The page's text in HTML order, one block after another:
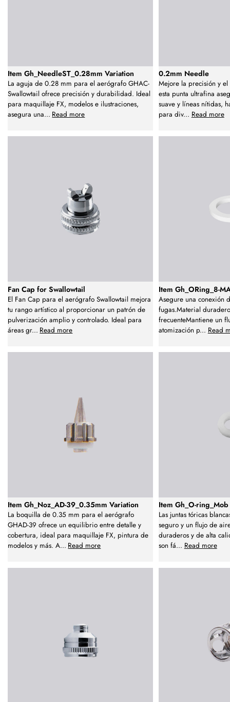
Item Gh_NeedleST_0.28mm Variation
La aguja de 0.28 mm para el aerógrafo GHAC-
Swallowtail ofrece precisión y durabilidad. Ideal
para maquillaje FX, modelos e ilustraciones,
asegura una... Read more
0.2mm Needle
Mejore la precisión y
esta punta ultrafina
suave y líneas nítidas,
para div... Read more
Fan Cap for Swallowtail
El Fan Cap para el aerógrafo Swallowtail mejora
tu rango artístico al proporcionar un patrón de
pulverización amplio y controlado. Ideal para
áreas gr... Read more
Item Gh_ORing_8-
Asegure una conexión
fugas.Material
frecuenteMantiene un
atomización p... Read
Item Gh_Noz_AD-39_0.35mm Variation
La boquilla de 0.35 mm para el aerógrafo
GHAD-39 ofrece un equilibrio entre detalle y
cobertura, ideal para maquillaje FX, pintura de
modelos y más. A... Read more
Item Gh_O-
Las juntas tóricas
seguro y un flujo de
duraderos y de alta
son fá... Read more